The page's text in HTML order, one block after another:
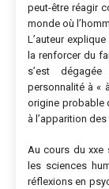
peut-être réagir
monde où
L’auteur
la renforcer du
s’est
personnalité à «
origine probable
à l’apparition
Au cours du xxe
les sciences
réflexions en